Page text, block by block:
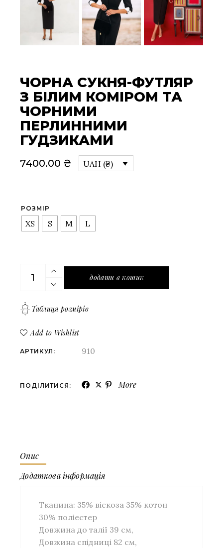
ЧОРНА СУКНЯ-ФУТЛЯР
З БІЛИМ КОМІРОМ ТА
ЧОРНИМИ
ПЕРЛИННИМИ
ГУДЗИКАМИ
7400.00 ₴ UAH (₴)
РОЗМІР
XS S M L
Чорна сукня-футляр з білим коміром та
додати в кошик
Таблиця розмірів
Add to Wishlist
АРТИКУЛ: 910
ПОДІЛИТИСЯ: More
Опис
Додаткова інформація
Тканина: 35% віскоза 35% котон
30% поліестер
Довжина до талії 39 см,
Довжина спідниці 82 см,